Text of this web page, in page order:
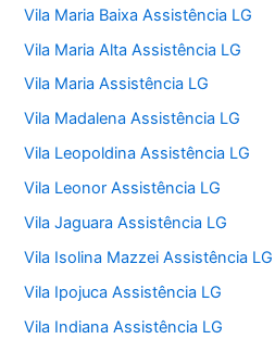
Vila Maria Baixa Assistência LG
Vila Maria Alta Assistência LG
Vila Maria Assistência LG
Vila Madalena Assistência LG
Vila Leopoldina Assistência LG
Vila Leonor Assistência LG
Vila Jaguara Assistência LG
Vila Isolina Mazzei Assistência LG
Vila Ipojuca Assistência LG
Vila Indiana Assistência LG